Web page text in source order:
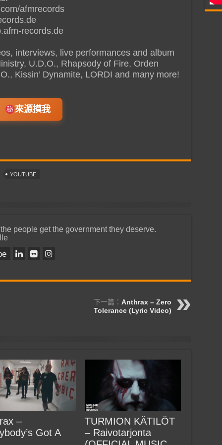
afmrecords
records.de
interviews, live performances and album
U.D.O., Rhapsody of Fire, Orden
Kissin’ Dynamite, LORDI and many more!
來源摸我
YOUTUBE
people get the government they deserve.
下一篇： Anthrax – Zero
Tolerance (Lyric Video)
–
Got A
TURMION KÄTILÖT
– Raivotarjonta